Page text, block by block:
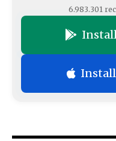
6.983.301